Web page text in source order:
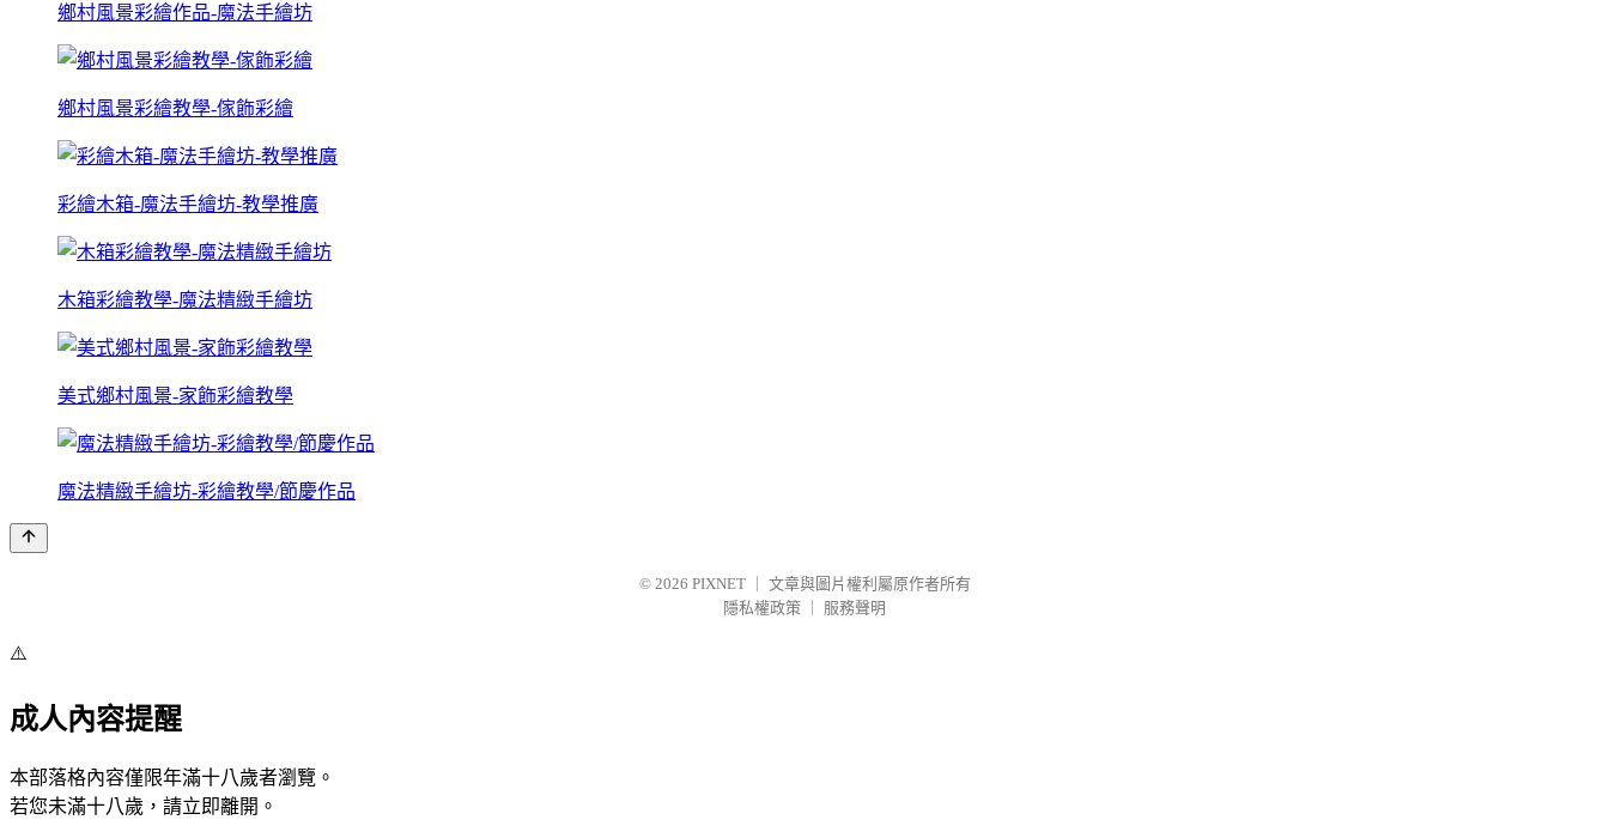
鄉村風景彩繪作品-魔法手繪坊
鄉村風景彩繪教學-傢飾彩繪
彩繪木箱-魔法手繪坊-教學推廣
木箱彩繪教學-魔法精緻手繪坊
美式鄉村風景-家飾彩繪教學
魔法精緻手繪坊-彩繪教學/節慶作品
© 2026 PIXNET
文章與圖片權利屬原作者所有
隱私權政策
服務聲明
⚠️
成人內容提醒
本部落格內容僅限年滿十八歲者瀏覽。
若您未滿十八歲，請立即離開。